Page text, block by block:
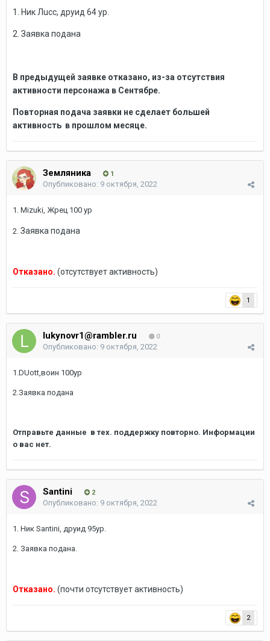
1. Ник Лucc, друид 64 ур.
2. Заявка подана
В предыдущей заявке отказано, из-за отсутствия
активности персонажа в Сентябре.
Повторная подача заявки не сделает большей
активность в прошлом месяце.
Земляника 1
Опубликовано: 9 октября, 2022
1. Mizuki, Жрец 100 ур
2. Заявка подана
Отказано. (отсутствует активность)
1
lukynovr1@rambler.ru 0
Опубликовано: 9 октября, 2022
1.DUott,воин 100ур
2.Заявка подана
Отправьте данные в тех. поддержку повторно. Информации
о вас нет.
Santini 2
Опубликовано: 9 октября, 2022
1. Ник Santini, друид 95ур.
2. Заявка подана.
Отказано. (почти отсутствует активность)
2